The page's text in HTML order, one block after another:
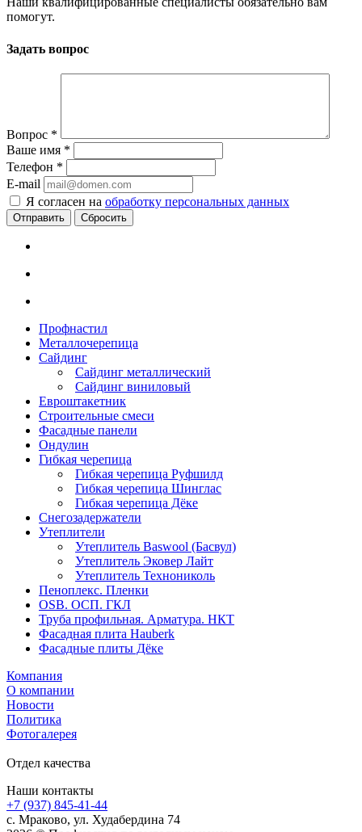
помогут.
Задать вопрос
Вопрос *
Ваше имя *
Телефон *
E-mail
Я согласен на обработку персональных данных
Сбросить
Профнастил
Металлочерепица
Сайдинг
Сайдинг металлический
Сайдинг виниловый
Евроштакетник
Строительные смеси
Фасадные панели
Ондулин
Гибкая черепица
Гибкая черепица Руфшилд
Гибкая черепица Шинглас
Гибкая черепица Дёке
Снегозадержатели
Утеплители
Утеплитель Baswool (Басвул)
Утеплитель Эковер Лайт
Утеплитель Технониколь
Пеноплекс. Пленки
OSB. ОСП. ГКЛ
Труба профильная. Арматура. НКТ
Фасадная плита Hauberk
Фасадные плиты Дёке
Компания
О компании
Новости
Политика
Фотогалерея
Отдел качества
Наши контакты
+7 (937) 845-41-44
с. Мраково, ул. Худабердина 74